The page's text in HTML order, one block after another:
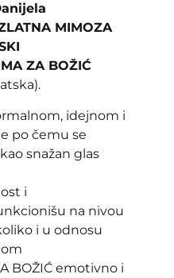
MIMOZA
ZA BOŽIĆ
idejnom i
po čemu se
snažan glas
i
na nivou
i u odnosu
BOŽIĆ emotivno i